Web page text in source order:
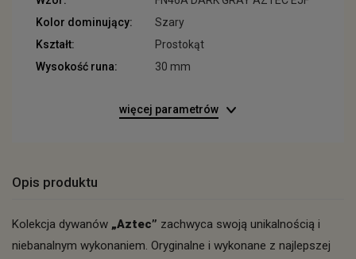
Kolor dominujący:
Szary
Kształt:
Prostokąt
Wysokość runa:
30 mm
więcej parametrów
Opis produktu
Kolekcja dywanów „Aztec” zachwyca swoją unikalnością i
niebanalnym wykonaniem. Oryginalne i wykonane z najlepszej